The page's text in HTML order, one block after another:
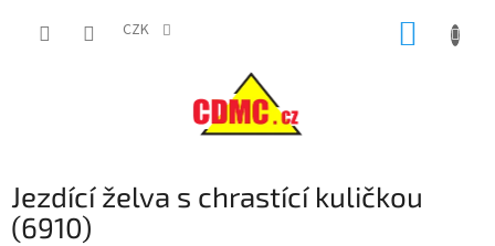
CZK
Jezdící želva s chrastící kuličkou
(6910)